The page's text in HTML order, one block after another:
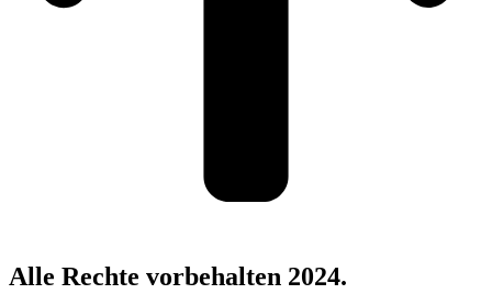
Alle Rechte vorbehalten 2024.